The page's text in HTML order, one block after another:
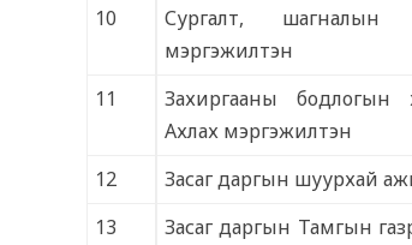
10
Сургалт, шагналын
мэргэжилтэн
11
Захиргааны бодлогын
Ахлах мэргэжилтэн
12 Засаг даргын шуурхай
13
Засаг даргын Тамгын